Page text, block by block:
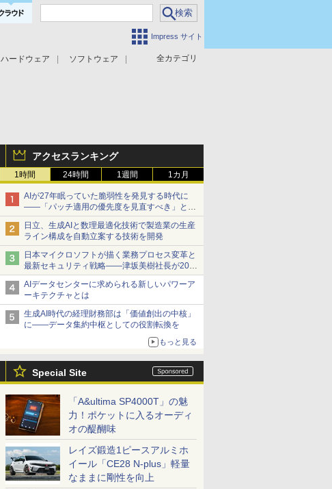
Impress サイト
全カテゴリ
ハードウェア
ソフトウェア
アクセスランキング
1時間 24時間 1週間 1カ月
AIが27年眠っていた脆弱性を発見する時代に
――「パッチ適用の優先度を見直すべき」とセ
キュリティ専門家
日立、生成AIと数理最適化技術で製造業の生産
ライン構成を自動立案する技術を開発
日本マイクロソフトが描く業務プロセス変革と
最新セキュリティ戦略――津坂美樹社長が2027
年度戦略を説明
AIデータセンターに求められる新しいパワーア
ーキテクチャとは
生成AI時代の経理財務部は「価値創出の中核」
に――データ集約中枢としての役割転換を
もっと見る
Special Site
「A&ultima SP4000T」の魅
力！ポケットに入るオーディ
オの醍醐味
レイズ鍛造1ピースアルミホ
イール「CE28 N-plus」軽量
なままに剛性を向上